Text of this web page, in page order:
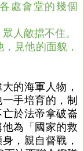
處會堂的幾個
人敵擋不住。
見他的面貌，
的海軍人物，
手培育的，制
於法帝拿破崙
為「國家的救
，親自督戰，